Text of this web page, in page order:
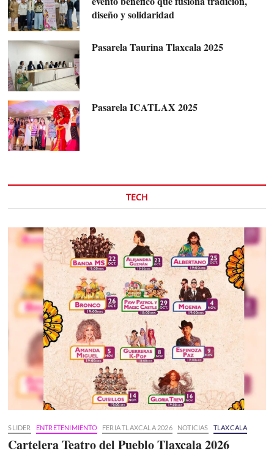
diseño y solidaridad
Pasarela Taurina Tlaxcala 2025
Pasarela ICATLAX 2025
TECH
SLIDER ENTRETENIMIENTO FERIA TLAXCALA 2026 NOTICIAS TLAXCALA
Cartelera Teatro del Pueblo Tlaxcala 2026